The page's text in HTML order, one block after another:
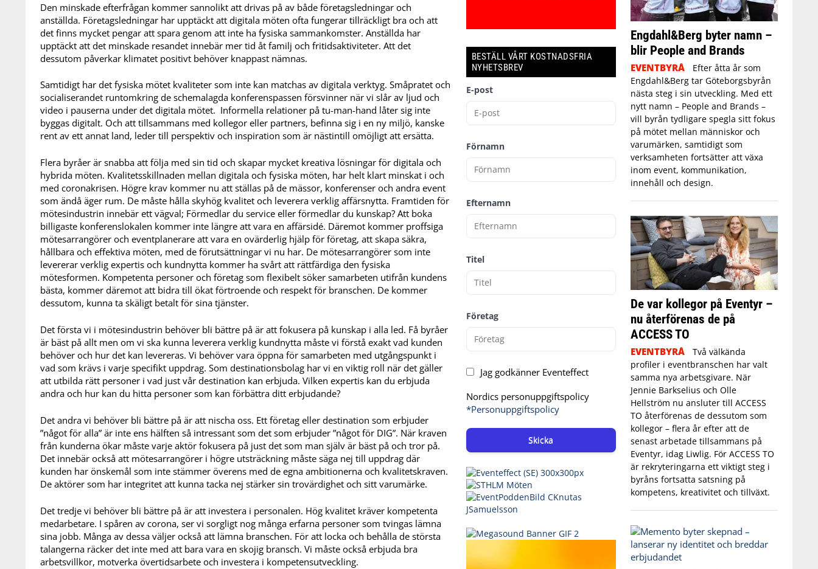
Den minskade efterfrågan kommer sannolikt att drivas på av både företagsledningar och
anställda. Företagsledningar har upptäckt att digitala möten ofta fungerar tillräckligt bra och att
det finns mycket pengar att spara genom att inte ha fysiska sammankomster. Anställda har
upptäckt att det minskade resandet innebär mer tid åt familj och fritidsaktiviteter. Att det
dessutom påverkar klimatet positivt behöver knappast nämnas.
Samtidigt har det fysiska mötet kvaliteter som inte kan matchas av digitala verktyg. Småpratet och
socialiserandet runtomkring de schemalagda konferenspassen försvinner när vi slår av ljud och
video i pauserna under det digitala mötet. Informella relationer på tu-man-hand låter sig inte
byggas digitalt. Och att tillsammans med kollegor eller partners, befinna sig i en ny miljö, kanske
rent av ett annat land, leder till perspektiv och inspiration som är nästintill omöjligt att ersätta.
Flera byråer är snabba att följa med sin tid och skapar mycket kreativa lösningar för digitala och
hybrida möten. Kvalitetsskillnaden mellan digitala och fysiska möten, har helt klart minskat i och
med coronakrisen. Högre krav kommer nu att ställas på de mässor, konferenser och andra event
som ändå äger rum. De måste hålla skyhög kvalitet och leverera verklig affärsnytta. Framtiden för
mötesindustrin innebär ett vägval; Förmedlar du service eller förmedlar du kunskap? Att boka
billigaste konferenslokalen kommer inte längre att vara en affärsidé. Däremot kommer proffsiga
mötesarrangörer och eventplanerare att vara en ovärderlig hjälp för företag, att skapa säkra,
hållbara och effektiva möten, med de förutsättningar vi nu har. De mötesarrangörer som inte
levererar verklig expertis och kundnytta kommer ha svårt att rättfärdiga den fysiska
mötesformen. Kompetenta personer och företag som flexibelt söker samarbeten utifrån kundens
bästa, kommer däremot att bidra till ökat förtroende och respekt för branschen. De kommer
dessutom, kunna ta skäligt betalt för sina tjänster.
Det första vi i mötesindustrin behöver bli bättre på är att fokusera på kunskap i alla led. Få byråer
är bäst på allt men om vi ska kunna leverera verklig kundnytta måste vi förstå exakt vad kunden
behöver och hur det kan levereras. Vi behöver vara öppna för samarbeten med utgångspunkt i
vad som krävs i varje specifikt uppdrag. Som destinationsbolag har vi en viktig roll när det gäller
att utbilda rätt personer i vad just vår destination kan erbjuda. Vilken expertis kan du erbjuda
andra och hur kan du hitta personer som kan förbättra ditt erbjudande?
Det andra vi behöver bli bättre på är att nischa oss. Ett företag eller destination som erbjuder
”något för alla” är inte ens hälften så intressant som det som erbjuder ”något för DIG”. När kraven
från kunderna ökar måste varje aktör fokusera på just det som man själv är bäst på och tror på.
Det innebär också att mötesarrangörer i högre utsträckning måste säga nej till uppdrag där
kunden har önskemål som inte stämmer överens med de egna ambitionerna och kvalitetskraven.
De aktörer som har integritet att kunna tacka nej stärker sin trovärdighet och sitt varumärke.
Det tredje vi behöver bli bättre på är att investera i personalen. Hög kvalitet kräver kompetenta
medarbetare. I spåren av corona, ser vi sorgligt nog många erfarna personer som tvingas lämna
sina jobb. Många av dessa väljer också att lämna branschen. För att locka och behålla de största
talangerna räcker det inte med att bara vara en skojig bransch. Vi måste också erbjuda bra
arbetsvillkor, motverka övertidsarbete och investera i kompetensutveckling.
BESTÄLL VÅRT KOSTNADSFRIA
NYHETSBREV
E-post
Förnamn
Efternamn
Titel
Företag
Jag godkänner Eventeffect
Nordics personuppgiftspolicy
*Personuppgiftspolicy
Skicka
Engdahl&Berg byter namn –
blir People and Brands
EVENTBYRÅ
Efter åtta år som
Engdahl&Berg tar Göteborgsbyrån
nästa steg i sin utveckling. Med ett
nytt namn – People and Brands –
vill byrån tydligare spegla sitt fokus
på mötet mellan människor och
varumärken, samtidigt som
verksamheten fortsätter att växa
inom event, kommunikation,
innehåll och design.
De var kollegor på Eventyr –
nu återförenas de på
ACCESS TO
EVENTBYRÅ
Två välkända
profiler i eventbranschen har valt
samma nya arbetsgivare. När
Jennie Barkselius och Olle
Hellström nu ansluter till ACCESS
TO återförenas de dessutom som
kollegor – flera år efter att de
senast arbetade tillsammans på
Eventyr, idag Liwlig. För ACCESS TO
är rekryteringarna ett viktigt steg i
byråns fortsatta satsning på
kompetens, kreativitet och tillväxt.